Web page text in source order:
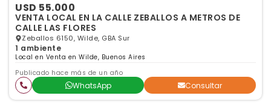
USD 55.000
VENTA LOCAL EN LA CALLE ZEBALLOS A METROS DE
CALLE LAS FLORES
Zeballos 6150, Wilde, GBA Sur
1 ambiente
Local en Venta en Wilde, Buenos Aires
Publicado hace más de un año
WhatsApp Consultar